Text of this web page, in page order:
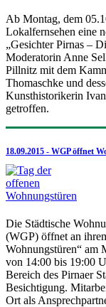
Ab Montag, dem
Lokalfernsehen eine
„Gesichter Pirnas –
Moderatorin Anne
Pillnitz mit dem
Thomaschke und
Kunsthistorikerin
getroffen.
18.09.2015 - WGP öffnet
Die Städtische
(WGP) öffnet an
Wohnungstüren“ am
von 14:00 bis 19:00
Bereich des Pirnaer
Besichtigung.
Ort als